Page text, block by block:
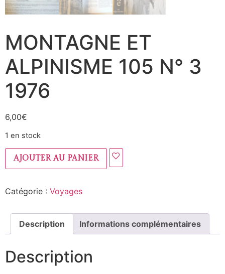
MONTAGNE ET
ALPINISME 105 N° 3
1976
6,00€
1 en stock
Ajouter au panier
Catégorie : Voyages
Description Informations complémentaires
Description